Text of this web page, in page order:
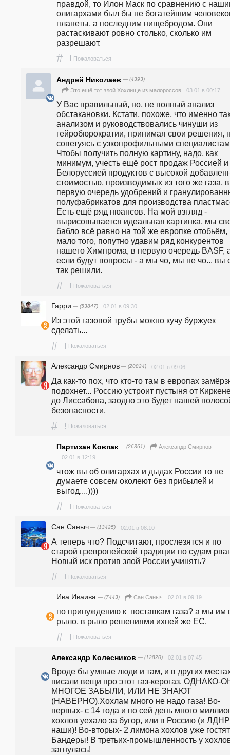
правдой, то Илон Маск по сравнению с
олигархами был бы не богатейшим
планеты, а последним нищебродом. Они
растаскивают ровно столько, сколько им
разрешают.
# ! Пожаловаться
Андрей Николаев — (4393)
Это ещё тот злой Хохлище из малороссов 03.01 в 00:17
У Вас правильный, но, не полный анализ
обстакановки. Кстати, похоже, что именно
анализом и руководствовались чинуши из
гейробюрократии, принимая свои решения,
советуясь с узкопрофильными
Чтобы получить полную картину, надо, как
минимум, учесть ещё рост продаж Россией и
Белоруссией продуктов с высокой
стоимостью, производимых из того же газа, в
первую очередь удобрений и
полуфабрикатов для производства
Есть ещё ряд нюансов. На мой взгляд -
вырисовывается идеальная картинка, мы
бабло всё равно на той же европке отобьём,
мало того, попутно удавим ряд конкурентов
нашего Химпрома, в первую очередь BASF,
если будут вопросы - а мы чо, мы не чо... вы
так решили.
# ! Пожаловаться
Гарри — (53847) 02.01 в 09:30
Из этой газовой трубы можно кучу буржуек
сделать...
# ! Пожаловаться
Александр Смирнов — (20824) 02.01 в 09:06
Да как-то пох, что кто-то там в европах
подохнет... Россию устроит пустыня от
до Лиссабона, заодно это будет нашей
безопасности.
# ! Пожаловаться
Партизан Ковпак — (26361)
Александр Смирнов
02.01 в 12:19
чтож вы об олигархах и дыдах России то не
думаете совсем околеют без прибылей и
выгод....))))
# ! Пожаловаться
Сан Саныч — (13425) 02.01 в 08:10
А теперь что? Подсчитают, прослезятся и по
старой цэевропейской традиции по судам
Новый иск против злой России учинять?
# ! Пожаловаться
Ива Иваива — (7443) Сан Саныч 02.01 в 09:19
по принуждению к  поставкам газа? а мы им
рыло, в рыло решениями ихней же ЕС.
# ! Пожаловаться
Александр Колесников — (12820) 02.01 в 07:45
Вроде бы умные люди и там, и в других
писали вещи про этот газ-керогаз. ОДНАКО-
МНОГОЕ ЗАБЫЛИ, ИЛИ НЕ ЗНАЮТ
(НАВЕРНО).Хохлам много не надо газа! Во-
первых- с 14 года и по сей день много
хохлов уехало за бугор, или в Россию (и ЛДНР
наши)! Во-вторых- 2 лимона хохлов уже
Бандеры! В третьих-промышленность у
загнулась!